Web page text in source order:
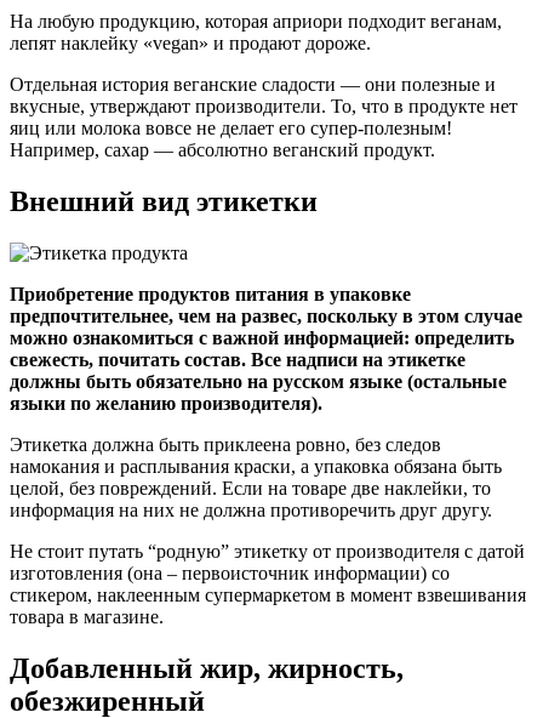
На любую продукцию, которая априори подходит веганам,
лепят наклейку «vegan» и продают дороже.
Отдельная история веганские сладости — они полезные и
вкусные, утверждают производители. То, что в продукте нет
яиц или молока вовсе не делает его супер-полезным!
Например, сахар — абсолютно веганский продукт.
Внешний вид этикетки
Приобретение продуктов питания в упаковке
предпочтительнее, чем на развес, поскольку в этом случае
можно ознакомиться с важной информацией: определить
свежесть, почитать состав. Все надписи на этикетке
должны быть обязательно на русском языке (остальные
языки по желанию производителя).
Этикетка должна быть приклеена ровно, без следов
намокания и расплывания краски, а упаковка обязана быть
целой, без повреждений. Если на товаре две наклейки, то
информация на них не должна противоречить друг другу.
Не стоит путать “родную” этикетку от производителя с датой
изготовления (она – первоисточник информации) со
стикером, наклеенным супермаркетом в момент взвешивания
товара в магазине.
Добавленный жир, жирность,
обезжиренный